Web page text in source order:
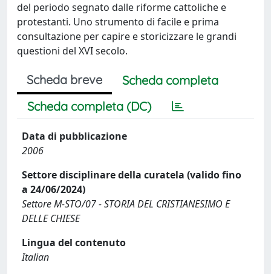
del periodo segnato dalle riforme cattoliche e
protestanti. Uno strumento di facile e prima
consultazione per capire e storicizzare le grandi
questioni del XVI secolo.
Scheda breve
Scheda completa
Scheda completa (DC)
Data di pubblicazione
2006
Settore disciplinare della curatela (valido fino
a 24/06/2024)
Settore M-STO/07 - STORIA DEL CRISTIANESIMO E
DELLE CHIESE
Lingua del contenuto
Italian